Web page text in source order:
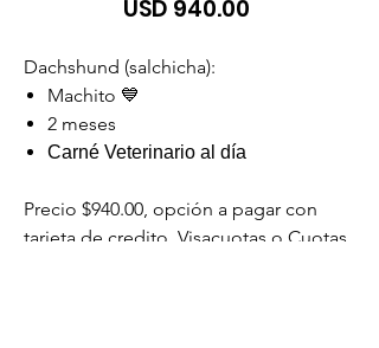
USD 940.00
Dachshund (salchicha):
Machito 💙
2 meses
Carné Veterinario al día
Precio $940.00, opción a pagar con
tarjeta de credito, Visacuotas o Cuotas